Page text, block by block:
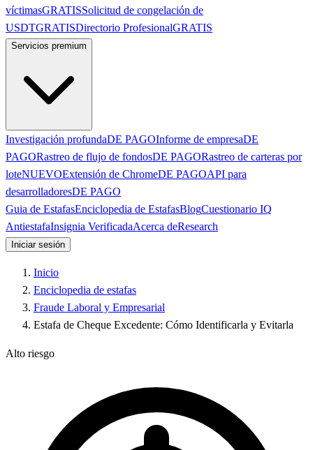
víctimasGRATISSolicitud de congelación de
USDTGRATISDirectorio ProfesionalGRATIS
Servicios premium
Investigación profundaDE PAGOInforme de empresaDE
PAGORastreo de flujo de fondosDE PAGORastreo de carteras por
loteNUEVOExtensión de ChromeDE PAGOAPI para
desarrolladoresDE PAGO
Guia de EstafasEnciclopedia de EstafasBlogCuestionario IQ
AntiestafaInsignia VerificadaAcerca deResearch
Iniciar sesión
Inicio
Enciclopedia de estafas
Fraude Laboral y Empresarial
Estafa de Cheque Excedente: Cómo Identificarla y Evitarla
Alto riesgo